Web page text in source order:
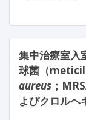
集中治療室入
球菌（
aureus ；
よびクロルヘ